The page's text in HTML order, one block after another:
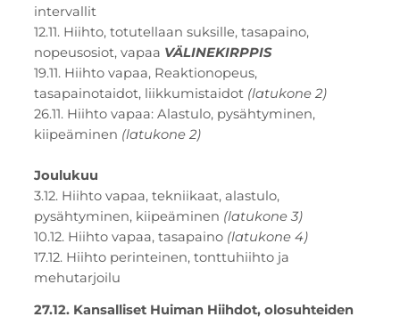
intervallit
12.11. Hiihto, totutellaan suksille, tasapaino,
nopeusosiot, vapaa VÄLINEKIRPPIS
19.11. Hiihto vapaa, Reaktionopeus,
tasapainotaidot, liikkumistaidot (latukone 2)
26.11. Hiihto vapaa: Alastulo, pysähtyminen,
kiipeäminen (latukone 2)
Joulukuu
3.12. Hiihto vapaa, tekniikaat, alastulo,
pysähtyminen, kiipeäminen (latukone 3)
10.12. Hiihto vapaa, tasapaino (latukone 4)
17.12. Hiihto perinteinen, tonttuhiihto ja
mehutarjoilu
27.12. Kansalliset Huiman Hiihdot, olosuhteiden